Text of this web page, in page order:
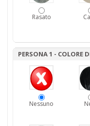
Rasato
PERSONA 1 - COLORE
Nessuno